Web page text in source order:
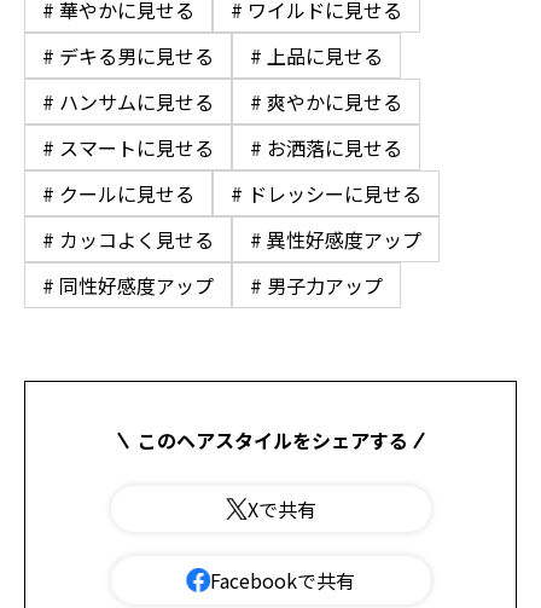
# 華やかに見せる
# ワイルドに見せる
# デキる男に見せる
# 上品に見せる
# ハンサムに見せる
# 爽やかに見せる
# スマートに見せる
# お洒落に見せる
# クールに見せる
# ドレッシーに見せる
# カッコよく見せる
# 異性好感度アップ
# 同性好感度アップ
# 男子力アップ
このヘアスタイルをシェアする
Xで共有
Facebookで共有